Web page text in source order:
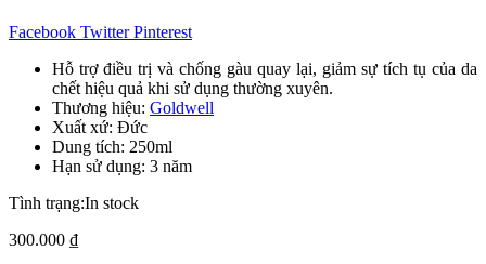
Facebook Twitter Pinterest
Hỗ trợ điều trị và chống gàu quay lại, giảm sự tích tụ của da
chết hiệu quả khi sử dụng thường xuyên.
Thương hiệu: Goldwell
Xuất xứ: Đức
Dung tích: 250ml
Hạn sử dụng: 3 năm
Tình trạng:In stock
300.000 ₫